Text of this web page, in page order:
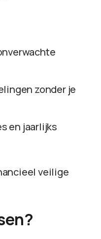
zonder je
en jaarlijks
veilige